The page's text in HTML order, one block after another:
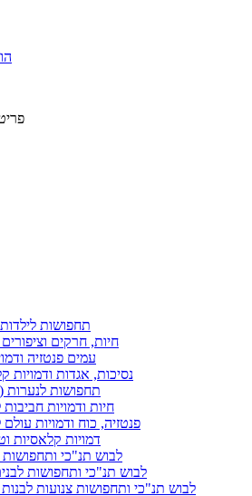
פריטים 1 עד 24
תחפושות לילדות
חיות, חרקים
עמים פנטזיה
נסיכות, אגדות ודמויות
תחפושות לנערות
חיות ודמויות
פנטזיה, כוח ודמויות
דמויות קלאסיות
לבוש תנ"כי ותחפושות
לבוש תנ"כי ותחפושות
לבוש תנ"כי ותחפושות צנועות לבנות